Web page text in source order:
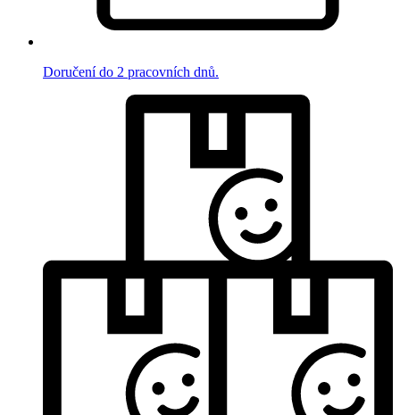
Doručení do 2 pracovních dnů.